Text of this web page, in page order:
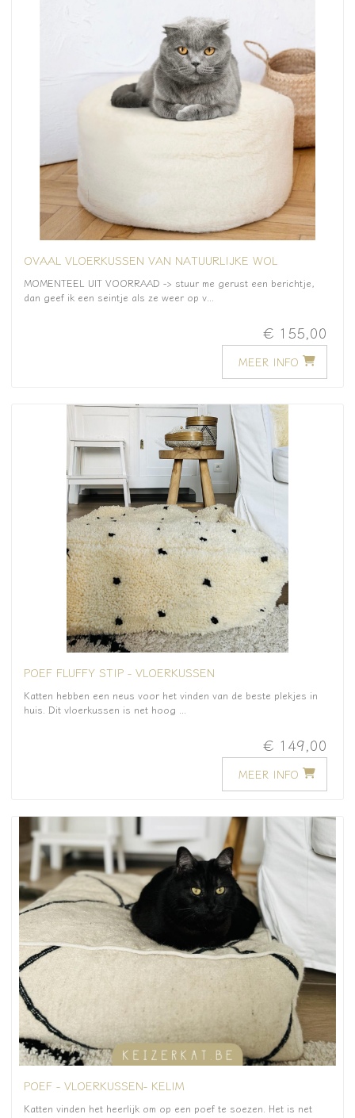
OVAAL VLOERKUSSEN VAN NATUURLIJKE WOL
MOMENTEEL UIT VOORRAAD -> stuur me gerust een berichtje,
dan geef ik een seintje als ze weer op v...
€ 155,00
MEER INFO
POEF FLUFFY STIP - VLOERKUSSEN
Katten hebben een neus voor het vinden van de beste plekjes in
huis. Dit vloerkussen is net hoog ...
€ 149,00
MEER INFO
POEF - VLOERKUSSEN- KELIM
Katten vinden het heerlijk om op een poef te soezen. Het is net